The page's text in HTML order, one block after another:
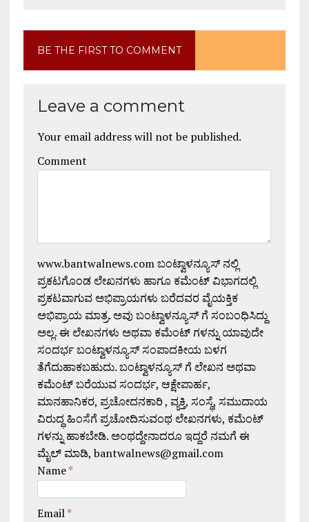
BE THE FIRST TO COMMENT
Leave a comment
Your email address will not be published.
Comment
www.bantwalnews.com ಬಂಟ್ವಾಳನ್ಯೂಸ್ ನಲ್ಲಿ
ಪ್ರಕಟಗೊಂಡ ಲೇಖನಗಳು ಹಾಗೂ ಕಮೆಂಟ್ ವಿಭಾಗದಲ್ಲಿ
ಪ್ರಕಟವಾಗುವ ಅಭಿಪ್ರಾಯಗಳು ಬರೆದವರ ವೈಯಕ್ತಿಕ
ಅಭಿಪ್ರಾಯ ಮಾತ್ರ. ಅವು ಬಂಟ್ವಾಳನ್ಯೂಸ್ ಗೆ ಸಂಬಂಧಿಸಿದ್ದು
ಅಲ್ಲ. ಈ ಲೇಖನಗಳು ಅಥವಾ ಕಮೆಂಟ್ ಗಳನ್ನು ಯಾವುದೇ
ಸಂದರ್ಭ ಬಂಟ್ವಾಳನ್ಯೂಸ್ ಸಂಪಾದಕೀಯ ಬಳಗ
ತೆಗೆದುಹಾಕಬಹುದು. ಬಂಟ್ವಾಳನ್ಯೂಸ್ ಗೆ ಲೇಖನ ಅಥವಾ
ಕಮೆಂಟ್ ಬರೆಯುವ ಸಂದರ್ಭ, ಆಕ್ಷೇಪಾರ್ಹ,
ಮಾನಹಾನಿಕರ, ಪ್ರಚೋದನಕಾರಿ , ವ್ಯಕ್ತಿ, ಸಂಸ್ಥೆ, ಸಮುದಾಯ
ವಿರುದ್ಧ ಹಿಂಸೆಗೆ ಪ್ರಚೋದಿಸುವಂಥ ಲೇಖನಗಳು, ಕಮೆಂಟ್
ಗಳನ್ನು ಹಾಕಬೇಡಿ. ಅಂಥದ್ದೇನಾದರೂ ಇದ್ದರೆ ನಮಗೆ ಈ
ಮೈಲ್ ಮಾಡಿ, bantwalnews@gmail.com
Name*
Email*